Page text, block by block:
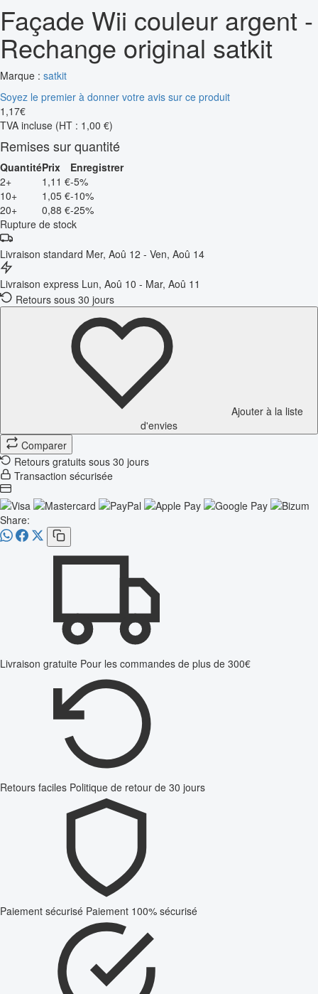
Façade Wii couleur argent -
Rechange original satkit
Marque : satkit
Soyez le premier à donner votre avis sur ce produit
1 ,17€
TVA incluse (HT : 1,00 €)
Remises sur quantité
QuantitéPrix
Enregistrer
2+
1,11 €-5%
10+
1,05 €-10%
20+
0,88 €-25%
Rupture de stock
Livraison standard Mer, Aoû 12 - Ven, Aoû 14
Livraison express Lun, Aoû 10 - Mar, Aoû 11
Retours sous 30 jours
Ajouter à la liste
d'envies
Comparer
Retours gratuits sous 30 jours
Transaction sécurisée
Share:
Livraison gratuite Pour les commandes de plus de 300€
Retours faciles Politique de retour de 30 jours
Paiement sécurisé Paiement 100% sécurisé